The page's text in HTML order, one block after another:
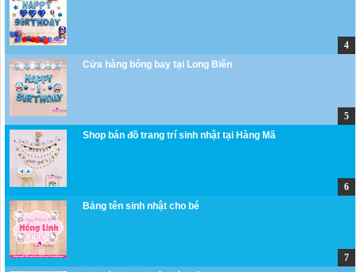
Cửa hàng bóng bay tại Long Biên
Shop bán đồ trang trí sinh nhật tại Hàng Mã
Bảng tên sinh nhật cho bé